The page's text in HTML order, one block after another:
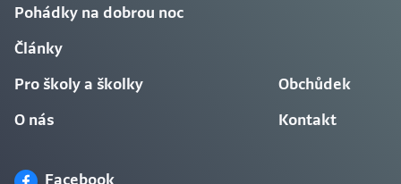
Pohádky na dobrou noc
Články
Pro školy a školky
O nás
Obchůdek
Kontakt